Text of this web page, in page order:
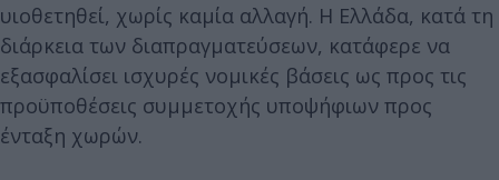
υιοθετηθεί, χωρίς καμία αλλαγή. Η Ελλάδα, κατά τη
διάρκεια των διαπραγματεύσεων, κατάφερε να
εξασφαλίσει ισχυρές νομικές βάσεις ως προς τις
προϋποθέσεις συμμετοχής υποψήφιων προς
ένταξη χωρών.